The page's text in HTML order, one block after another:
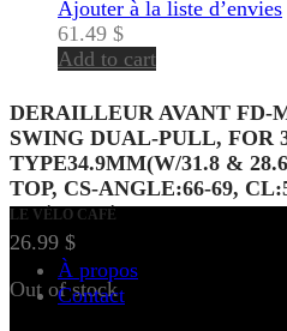
Ajouter à la liste d’envies
61.49 $
Add to cart
DERAILLEUR AVANT FD-
SWING DUAL-PULL, FOR
TYPE34.9MM(W/31.8 &
TOP, CS-ANGLE:66-69,
26.99 $
Out of stock
LE VÉLO CAFÉ
À propos
Contact